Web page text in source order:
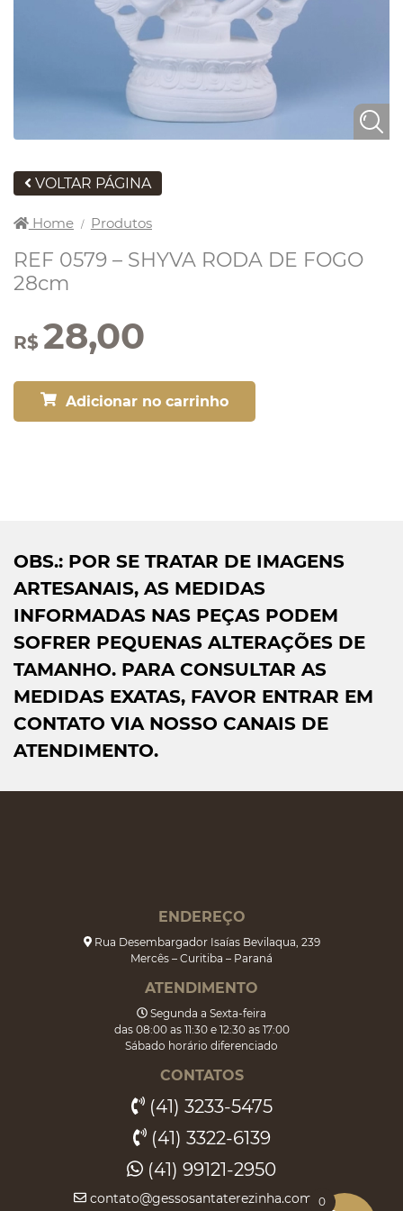
VOLTAR PÁGINA
Home / Produtos
REF 0579 – SHYVA RODA DE FOGO
28cm
R$ 28,00
Adicionar no carrinho
OBS.: POR SE TRATAR DE IMAGENS
ARTESANAIS, AS MEDIDAS
INFORMADAS NAS PEÇAS PODEM
SOFRER PEQUENAS ALTERAÇÕES DE
TAMANHO. PARA CONSULTAR AS
MEDIDAS EXATAS, FAVOR ENTRAR EM
CONTATO VIA NOSSO CANAIS DE
ATENDIMENTO.
ENDEREÇO
Rua Desembargador Isaías Bevilaqua, 239
Mercês – Curitiba – Paraná
ATENDIMENTO
Segunda a Sexta-feira
das 08:00 as 11:30 e 12:30 as 17:00
Sábado horário diferenciado
CONTATOS
(41) 3233-5475
(41) 3322-6139
(41) 99121-2950
contato@gessosantaterezinha.com.br
0